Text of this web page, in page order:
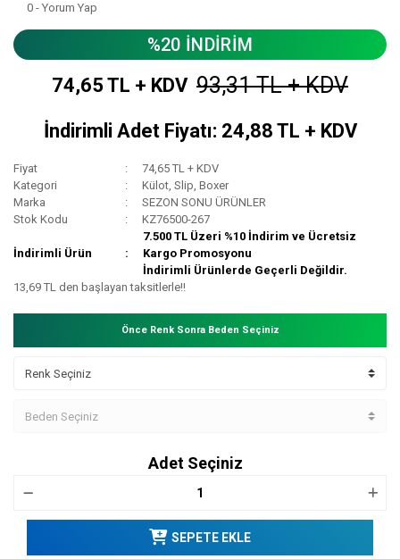
0 - Yorum Yap
%20 İNDİRİM
74,65 TL + KDV 93,31 TL + KDV
İndirimli Adet Fiyatı: 24,88 TL + KDV
Fiyat
74,65 TL + KDV
Kategori
Külot, Slip, Boxer
Marka
SEZON SONU ÜRÜNLER
Stok Kodu
KZ76500-267
İndirimli Ürün
7.500 TL Üzeri %10 İndirim ve Ücretsiz
Kargo Promosyonu
İndirimli Ürünlerde Geçerli Değildir.
13,69 TL den başlayan taksitlerle!!
Önce Renk Sonra Beden Seçiniz
Adet Seçiniz
SEPETE EKLE